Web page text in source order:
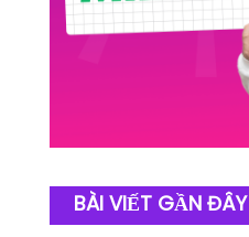
BÀI VIẾT GẦN ĐÂY